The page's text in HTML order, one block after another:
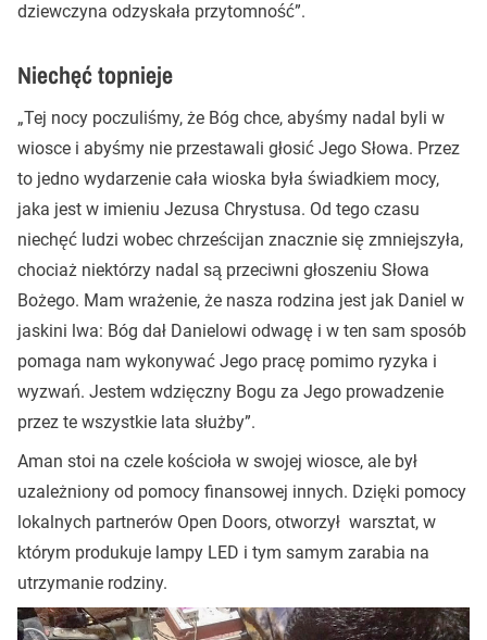
dziewczyna odzyskała przytomność”.
Niechęć topnieje
„Tej nocy poczuliśmy, że Bóg chce, abyśmy nadal byli w
wiosce i abyśmy nie przestawali głosić Jego Słowa. Przez
to jedno wydarzenie cała wioska była świadkiem mocy,
jaka jest w imieniu Jezusa Chrystusa. Od tego czasu
niechęć ludzi wobec chrześcijan znacznie się zmniejszyła,
chociaż niektórzy nadal są przeciwni głoszeniu Słowa
Bożego. Mam wrażenie, że nasza rodzina jest jak Daniel w
jaskini lwa: Bóg dał Danielowi odwagę i w ten sam sposób
pomaga nam wykonywać Jego pracę pomimo ryzyka i
wyzwań. Jestem wdzięczny Bogu za Jego prowadzenie
przez te wszystkie lata służby”.
Aman stoi na czele kościoła w swojej wiosce, ale był
uzależniony od pomocy finansowej innych. Dzięki pomocy
lokalnych partnerów Open Doors, otworzył warsztat, w
którym produkuje lampy LED i tym samym zarabia na
utrzymanie rodziny.